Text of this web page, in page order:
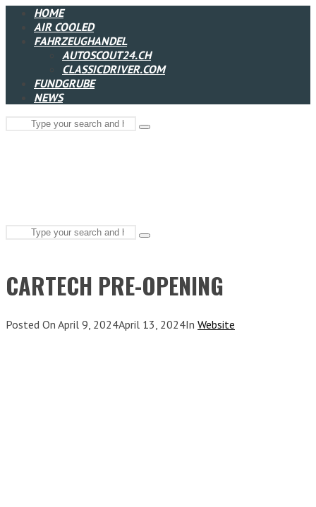
HOME
AIR COOLED
FAHRZEUGHANDEL
AUTOSCOUT24.CH
CLASSICDRIVER.COM
FUNDGRUBE
NEWS
Search
Type
Search
Type
CARTECH PRE-OPENING
Posted On April 9, 2024April 13, 2024In Website